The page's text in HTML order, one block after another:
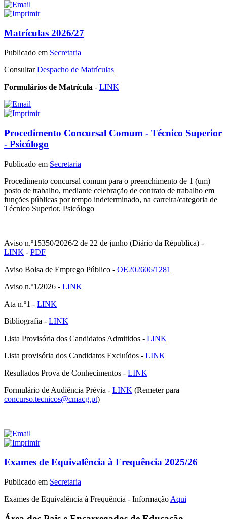
Matrículas 2026/27
Publicado em Secretaria
ConsultarDespacho de Matrículas
Formulários de Matrícula - LINK
Procedimento Concursal Comum - Técnico Superior
- Psicólogo
Publicado em Secretaria
Procedimento concursal comum para o preenchimento de 1 (um)
posto de trabalho, mediante celebração de contrato de trabalho em
funções públicas por tempo indeterminado, na carreira/categoria de
Técnico Superior, Psicólogo
Aviso n.º15350/2026/2 de 22 de junho (Diário da Républica) -
LINK - PDF
Aviso Bolsa de Emprego Público - OE202606/1281
Aviso n.º1/2026 - LINK
Ata n.º1 - LINK
Bibliografia - LINK
Lista Provisória dos Candidatos Admitidos - LINK
Lista provisória dos Candidatos Excluídos - LINK
Resultados Prova de Conhecimentos - LINK
Formulário de Audiência Prévia - LINK (Remeter para
concurso.tecnicos@cmacg.pt)
Exames de Equivalência à Frequência 2025/26
Publicado em Secretaria
Exames de Equivalência à Frequência - Informação Aqui